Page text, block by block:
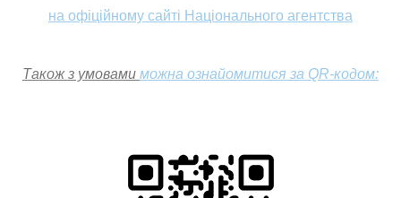
на офіційному сайті Національного агентства
Також з умовами можна ознайомитися за QR-кодом: